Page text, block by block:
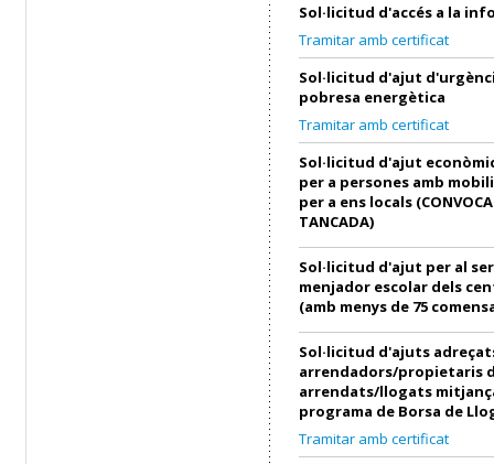
Sol·licitud d'accés a la
Tramitar amb certificat
Sol·licitud d'ajut
pobresa energètica
Tramitar amb certificat
Sol·licitud d'ajut
per a persones amb
per a ens locals
TANCADA)
Sol·licitud d'ajut per al
menjador escolar dels
(amb menys de 75
Sol·licitud d'ajuts
arrendadors/propietaris
arrendats/llogats
programa de Borsa de
Tramitar amb certificat